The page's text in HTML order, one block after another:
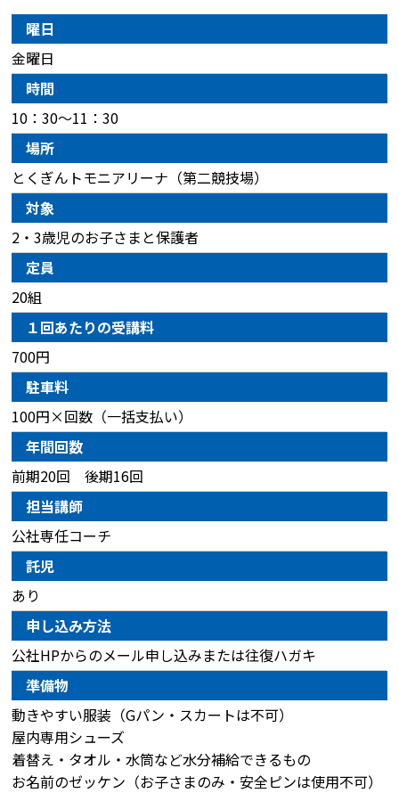
曜日
金曜日
時間
10：30～11：30
場所
とくぎんトモニアリーナ（第二競技場）
対象
2・3歳児のお子さまと保護者
定員
20組
１回あたりの受講料
700円
駐車料
100円×回数（一括支払い）
年間回数
前期20回 後期16回
担当講師
公社専任コーチ
託児
あり
申し込み方法
公社HPからのメール申し込みまたは往復ハガキ
準備物
動きやすい服装（Gパン・スカートは不可）
屋内専用シューズ
着替え・タオル・水筒など水分補給できるもの
お名前のゼッケン（お子さまのみ・安全ピンは使用不可）